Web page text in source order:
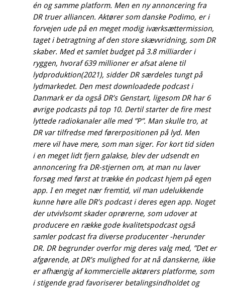
én og samme platform. Men en ny annoncering fra
DR truer alliancen. Aktører som danske Podimo, er i
forvejen ude på en meget modig iværksættermission,
taget i betragtning af den store skævvridning, som DR
skaber. Med et samlet budget på 3.8 milliarder i
ryggen, hvoraf 639 millioner er afsat alene til
lydproduktion(2021), sidder DR særdeles tungt på
lydmarkedet. Den mest downloadede podcast i
Danmark er da også DR’s Genstart, ligesom DR har 6
øvrige podcasts på top 10. Dertil starter de fire mest
lyttede radiokanaler alle med ”P”. Man skulle tro, at
DR var tilfredse med førerpositionen på lyd. Men
mere vil have mere, som man siger. For kort tid siden
i en meget lidt fjern galakse, blev der udsendt en
annoncering fra DR-stjernen om, at man nu laver
forsøg med først at trække én podcast hjem på egen
app. I en meget nær fremtid, vil man udelukkende
kunne høre alle DR’s podcast i deres egen app. Noget
der utvivlsomt skader oprørerne, som udover at
producere en række gode kvalitetspodcast også
samler podcast fra diverse producenter -herunder
DR. DR begrunder overfor mig deres valg med, ”Det er
afgørende, at DR’s mulighed for at nå danskerne, ikke
er afhængig af kommercielle aktørers platforme, som
i stigende grad favoriserer betalingsindholdet og